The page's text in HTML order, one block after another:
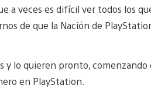
a veces es difícil ver todos los
de que la Nación de
y lo quieren pronto,
en PlayStation.